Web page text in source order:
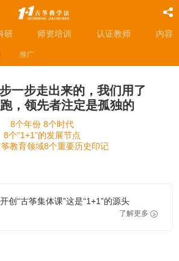
研 师资培训 认证教师 内容
推广
一步走出来的，我们用了
，领先者注定是孤独的
8个年份 8个时代
8个“1+1”的发展节点
教育领域8个重要历史印记
创“古筝集体课”这是“1+1”的源头
了解更多